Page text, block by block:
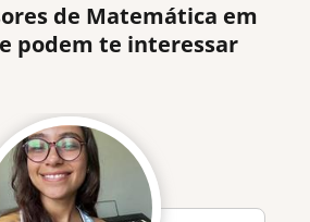
de Matemática em
podem te interessar